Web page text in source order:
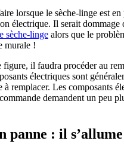
lorsque le sèche-linge est en
électrique. Il serait dommage
sèche-linge alors que le
murale !
figure, il faudra procéder au
électriques sont
à remplacer. Les composants
demandent un peu
panne : il